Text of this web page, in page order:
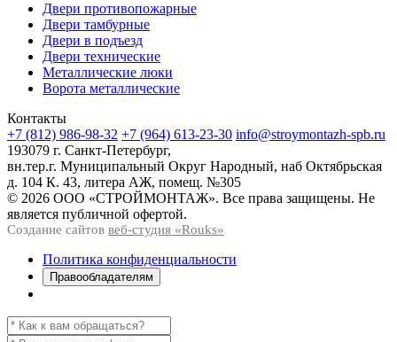
Двери противопожарные
Двери тамбурные
Двери в подъезд
Двери технические
Металлические люки
Ворота металлические
Контакты
+7 (812) 986-98-32 +7 (964) 613-23-30 info@stroymontazh-spb.ru
193079 г. Санкт-Петербург,
вн.тер.г. Муниципальный Округ Народный, наб Октябрьская
д. 104 К. 43, литера АЖ, помещ. №305
© 2026 ООО «СТРОЙМОНТАЖ». Все права защищены. Не
является публичной офертой.
Создание сайтов веб-студия «Rouks»
Политика конфиденциальности
Правообладателям